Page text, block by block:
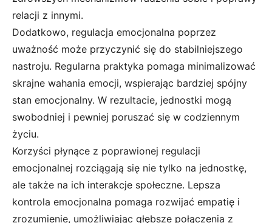
relacji z innymi.
Dodatkowo, regulacja emocjonalna poprzez
uważność może przyczynić się do stabilniejszego
nastroju. Regularna praktyka pomaga minimalizować
skrajne wahania emocji, wspierając bardziej spójny
stan emocjonalny. W rezultacie, jednostki mogą
swobodniej i pewniej poruszać się w codziennym
życiu.
Korzyści płynące z poprawionej regulacji
emocjonalnej rozciągają się nie tylko na jednostkę,
ale także na ich interakcje społeczne. Lepsza
kontrola emocjonalna pomaga rozwijać empatię i
zrozumienie, umożliwiając głębsze połączenia z